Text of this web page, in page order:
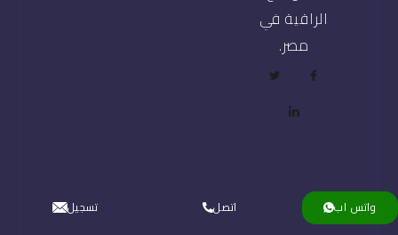
الراقية في
مصر.
واتس اب اتصل تسجيل